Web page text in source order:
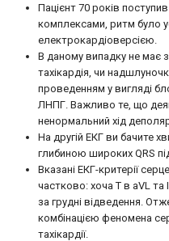
Пацієнт 70 років
комплексами, ритм було
електрокардіоверсією.
В даному випадку не має
тахікардія, чи
проведенням у вигляді
ЛНПГ. Важливо те, що
ненормальний хід
На другій ЕКГ ви бачите
глибиною широких QRS
Вказані ЕКГ-критерії
частково: хоча Т в aVL та
за грудні відведення.
комбінацією феномена
тахікардії.